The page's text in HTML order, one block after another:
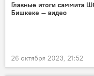
Главные итоги саммита
Бишкеке — видео
26 октября 2023, 21:52